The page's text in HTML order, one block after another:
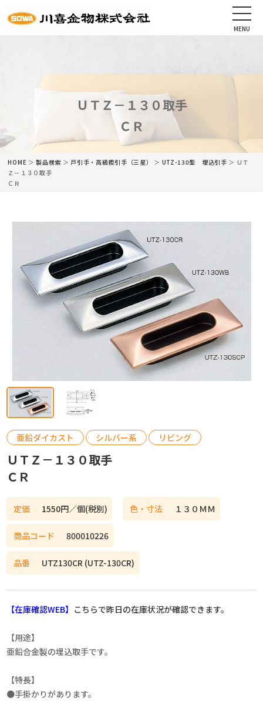
MENU
ＵＴＺ－１３０取手
ＣＲ
CLOSE
会社情報
商品情報
ネットショップ
カタログ請求
お問い合わせ
HOME ＞製品検索 ＞ 戸引手・高級襖引手（三星） ＞ UTZ-130型 埋込引手 ＞ ＵＴ
Ｚ－１３０取手
ＣＲ
亜鉛ダイカスト シルバー系 リビング
ＵＴＺ－１３０取手
ＣＲ
定価 1550円／個(税別) 色・寸法 １３０ＭＭ
商品コード 800010226
品番 UTZ130CR (UTZ-130CR)
【在庫確認WEB】 こちらで昨日の在庫状況が確認できます。
【用途】
亜鉛合金製の埋込取手です。
【特長】
●手掛かりがあります。